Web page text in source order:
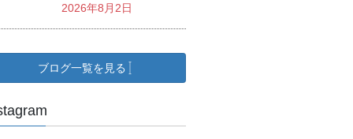
2026年8月2日
ブログ一覧を見る